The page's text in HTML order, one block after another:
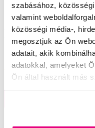
szabásához,
valamint
közösségi média-,
megosztjuk az Ön
adatait, akik
adatokkal, amelyeket
Ön által használt más
Akció
SWISSDENT EXTREME
fogkrém, 100 ml
5 990 Ft
5,0